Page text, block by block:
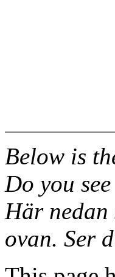
Below is
Do you
Här nedan
ovan. Ser